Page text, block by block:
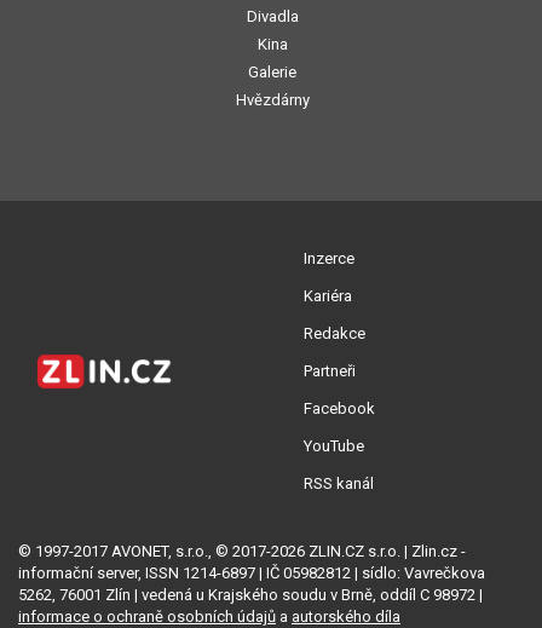
Divadla
Kina
Galerie
Hvězdárny
Inzerce
Kariéra
Redakce
Partneři
Facebook
YouTube
RSS kanál
© 1997-2017 AVONET, s.r.o., © 2017-2026 ZLIN.CZ s.r.o. | Zlin.cz -
informační server, ISSN 1214-6897 | IČ 05982812 | sídlo: Vavrečkova
5262, 76001 Zlín | vedená u Krajského soudu v Brně, oddíl C 98972 |
informace o ochraně osobních údajů a autorského díla